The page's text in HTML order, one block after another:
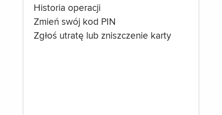
Historia operacji
Zmień swój kod PIN
Zgłoś utratę lub zniszczenie karty